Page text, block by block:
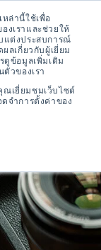
ล่านี้ใช้เพื่อ
งเราและช่วยให้
แต่งประสบการณ์
ลเกี่ยวกับผู้เยี่ยม
ดูข้อมูลเพิ่มเติม
วของเรา
เยี่ยมชมเว็บไซต์
จำการตั้งค่าของ